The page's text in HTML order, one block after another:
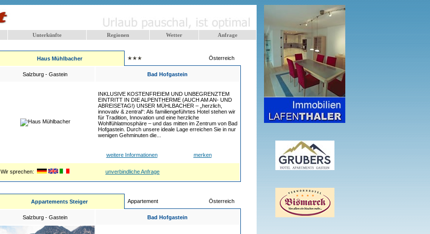
Unterkünfte Regionen Wetter Anfrage
Haus Mühlbacher Österreich
Salzburg - Gastein Bad Hofgastein
INKLUSIVE KOSTENFREIEM UND UNBEGRENZTEM
EINTRITT IN DIE ALPENTHERME (AUCH AM AN- UND
ABREISETAG!) UNSER MÜHLBACHER – „herzlich,
innovativ & zentral“: Als familiengeführtes Hotel stehen wir
für Tradition, Innovation und eine herzliche
Wohlfühlatmosphäre – und das mitten im Zentrum von Bad
Hofgastein. Durch unsere ideale Lage erreichen Sie in nur
wenigen Gehminuten die...
weitere Informationen merken
Wir sprechen: unverbindliche Anfrage
Appartements Steiger Appartement Österreich
Salzburg - Gastein Bad Hofgastein